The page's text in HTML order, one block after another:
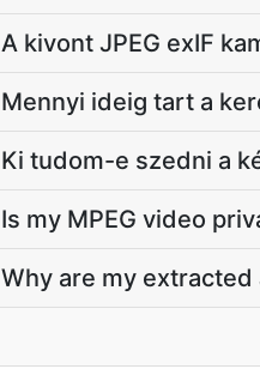
A kivont JPEG exIF
Mennyi ideig tart a
Ki tudom-e szedni a
Is my MPEG video
Why are my extracted